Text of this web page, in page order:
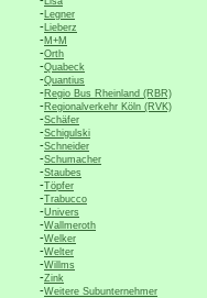
-Legner
-Lieberz
-M+M
-Orth
-Quabeck
-Quantius
-Regio Bus Rheinland (RBR)
-Regionalverkehr Köln (RVK)
-Schäfer
-Schigulski
-Schneider
-Schumacher
-Staubes
-Töpfer
-Trabucco
-Univers
-Wallmeroth
-Welker
-Welter
-Willms
-Zink
-Weitere Subunternehmer